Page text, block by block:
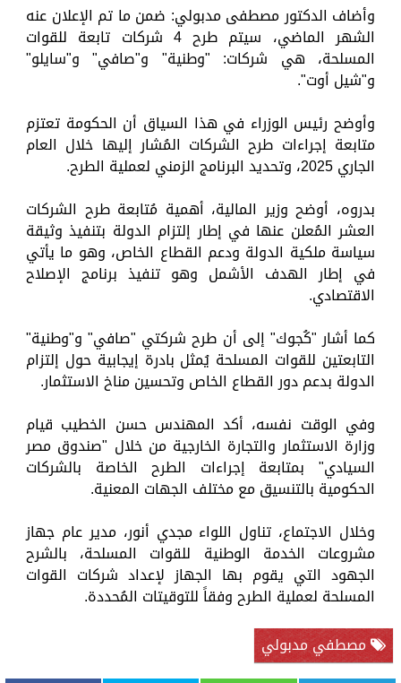
وأضاف الدكتور مصطفى مدبولي: ضمن ما تم الإعلان عنه
الشهر الماضي، سيتم طرح 4 شركات تابعة للقوات
المسلحة، هي شركات: "وطنية" و"صافي" و"سايلو"
و"شيل أوت".
وأوضح رئيس الوزراء في هذا السياق أن الحكومة تعتزم
متابعة إجراءات طرح الشركات المُشار إليها خلال العام
الجاري 2025، وتحديد البرنامج الزمني لعملية الطرح.
بدروه، أوضح وزير المالية، أهمية مُتابعة طرح الشركات
العشر المُعلن عنها في إطار إلتزام الدولة بتنفيذ وثيقة
سياسة ملكية الدولة ودعم القطاع الخاص، وهو ما يأتي
في إطار الهدف الأشمل وهو تنفيذ برنامج الإصلاح
الاقتصادي.
كما أشار "كُجوك" إلى أن طرح شركتي "صافي" و"وطنية"
التابعتين للقوات المسلحة يُمثل بادرة إيجابية حول إلتزام
الدولة بدعم دور القطاع الخاص وتحسين مناخ الاستثمار.
وفي الوقت نفسه، أكد المهندس حسن الخطيب قيام
وزارة الاستثمار والتجارة الخارجية من خلال "صندوق مصر
السيادي" بمتابعة إجراءات الطرح الخاصة بالشركات
الحكومية بالتنسيق مع مختلف الجهات المعنية.
وخلال الاجتماع، تناول اللواء مجدي أنور، مدير عام جهاز
مشروعات الخدمة الوطنية للقوات المسلحة، بالشرح
الجهود التي يقوم بها الجهاز لإعداد شركات القوات
المسلحة لعملية الطرح وفقاً للتوقيتات المُحددة.
مصطفي مدبولي